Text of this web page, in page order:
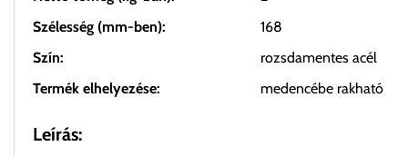
Szélesség (mm-ben):
168
Szín:
rozsdamentes acél
Termék elhelyezése:
medencébe rakható
Leírás: